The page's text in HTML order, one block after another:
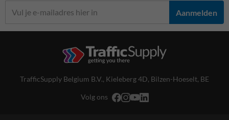
Aanmelden
TrafficSupply Belgium B.V., Kieleberg 4D, Bilzen-Hoeselt, BE
Volg ons